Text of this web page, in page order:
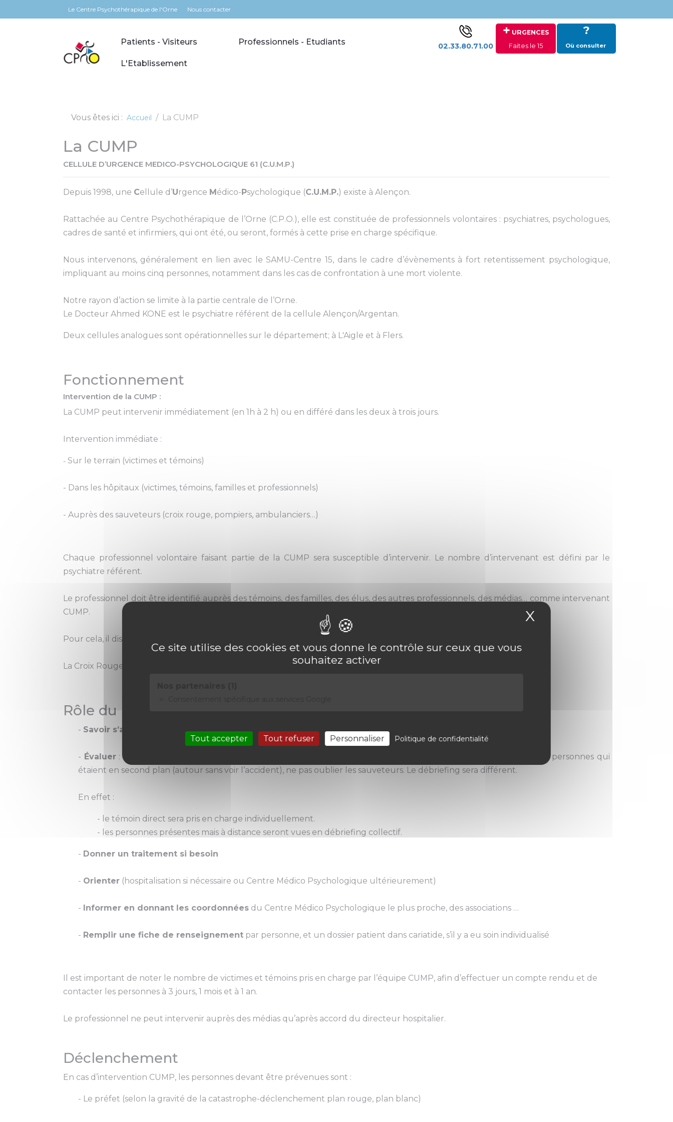
Panneau de gestion des cookies
Ce site utilise des cookies et vous donne le contrôle sur ceux que vous
souhaitez activer
Tout accepter Tout refuser Personnaliser Politique de confidentialité
X Masquer le
Le Centre Psychothérapique de l'Orne Nous contacter
Patients - Visiteurs Professionnels - Etudiants
L'Etablissement
02.33.80.71.00
+ URGENCES
Faites le 15
?
Où consulter
Vous êtes ici : Accueil La CUMP
La CUMP
CELLULE D’URGENCE MEDICO-PSYCHOLOGIQUE 61 (C.U.M.P.)
Depuis 1998, une Cellule d’Urgence Médico-Psychologique (C.U.M.P.) existe à Alençon.
Rattachée au Centre Psychothérapique de l’Orne (C.P.O.), elle est constituée de professionnels volontaires : psychiatres, psychologues,
cadres de santé et infirmiers, qui ont été, ou seront, formés à cette prise en charge spécifique.
Nous intervenons, généralement en lien avec le SAMU-Centre 15, dans le cadre d’évènements à fort retentissement psychologique,
impliquant au moins cinq personnes, notamment dans les cas de confrontation à une mort violente.
Notre rayon d’action se limite à la partie centrale de l’Orne.
Le Docteur Ahmed KONE est le psychiatre référent de la cellule Alençon/Argentan.
Deux cellules analogues sont opérationnelles sur le département; à L'Aigle et à Flers.
Fonctionnement
Intervention de la CUMP :
La CUMP peut intervenir immédiatement (en 1h à 2 h) ou en différé dans les deux à trois jours.
Intervention immédiate :
- Sur le terrain (victimes et témoins)
- Dans les hôpitaux (victimes, témoins, familles et professionnels)
- Auprès des sauveteurs (croix rouge, pompiers, ambulanciers…)
Chaque professionnel volontaire faisant partie de la CUMP sera susceptible d’intervenir. Le nombre d’intervenant est défini par le
psychiatre référent.
Le professionnel doit être identifié auprès des témoins, des familles, des élus, des autres professionnels, des médias… comme intervenant
CUMP.
Pour cela, il dispose de blousons CUMP, de badges et de plaques magnétiques pour les véhicules.
La Croix Rouge gère la logistique (si nécessaire) : distribution de couvertures, de nourriture…
Rôle du professionnel de la CUMP
- Savoir s’adapter à chaque situation.
- Évaluer: définir le degré d’implication de la personne par rapport à l’accident, différencier les témoins directs des personnes qui
étaient en second plan (autour sans voir l’accident), ne pas oublier les sauveteurs. Le débriefing sera différent.
En effet :
- le témoin direct sera pris en charge individuellement.
- les personnes présentes mais à distance seront vues en débriefing collectif.
- Donner un traitement si besoin
- Orienter (hospitalisation si nécessaire ou Centre Médico Psychologique ultérieurement)
- Informer en donnant les coordonnées du Centre Médico Psychologique le plus proche, des associations …
- Remplir une fiche de renseignement par personne, et un dossier patient dans cariatide, s’il y a eu soin individualisé
Il est important de noter le nombre de victimes et témoins pris en charge par l’équipe CUMP, afin d’effectuer un compte rendu et de
contacter les personnes à 3 jours, 1 mois et à 1 an.
Le professionnel ne peut intervenir auprès des médias qu’après accord du directeur hospitalier.
Déclenchement
En cas d’intervention CUMP, les personnes devant être prévenues sont :
- Le préfet (selon la gravité de la catastrophe-déclenchement plan rouge, plan blanc)